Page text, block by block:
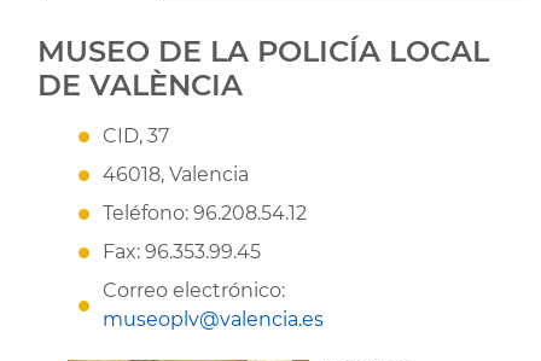
MUSEO DE LA POLICÍA LOCAL
DE VALÈNCIA
CID, 37
46018, Valencia
Teléfono: 96.208.54.12
Fax: 96.353.99.45
Correo electrónico:
museoplv@valencia.es